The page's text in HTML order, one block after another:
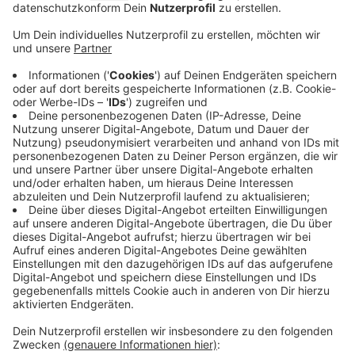
Wo liegen Bocholts Stärken?
Gefragt sind die persönlichen Eindrücke der Bocholter
und Bocholterinnen, heißt es vom Stadtmarketing. Ziel
sei es, eine starke Stadtmarke zu entwickeln. Der
gesamte Prozess wird von Experten begleitet und hat
im September begonnen. Die Online-Befragung dauert
etwa 15 Minuten und läuft bis zum 4. Februar.Die
Stadtmarketinggesellschaft Bocholt hofft, dass
sich möglichst viele Bürger an der Befragung
beteiligen.
Anzeige